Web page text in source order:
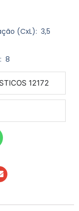
(CxL): 3,5
8